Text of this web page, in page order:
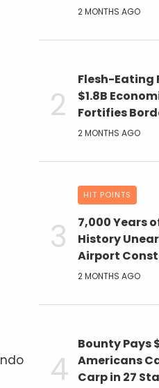
2 MONTHS AGO
Flesh-Eating
$1.8B
Fortifies
2 MONTHS AGO
HIT POINTS
7,000 Years
History
Airport
2 MONTHS AGO
Bounty Pays
Americans
Carp in 27